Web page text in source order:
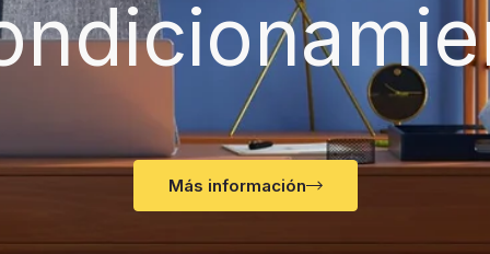
Más información